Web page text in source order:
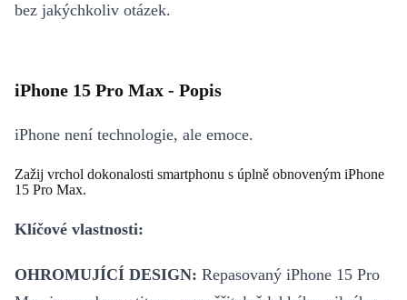
bez jakýchkoliv otázek.
iPhone 15 Pro Max - Popis
iPhone není technologie, ale emoce.
Zažij vrchol dokonalosti smartphonu s úplně obnoveným iPhone
15 Pro Max.
Klíčové vlastnosti:
OHROMUJÍCÍ DESIGN: Repasovaný iPhone 15 Pro